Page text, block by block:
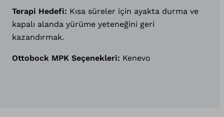
Terapi Hedefi: Kısa süreler için ayakta durma ve
kapalı alanda yürüme yeteneğini geri
kazandırmak.
Ottobock MPK Seçenekleri: Kenevo